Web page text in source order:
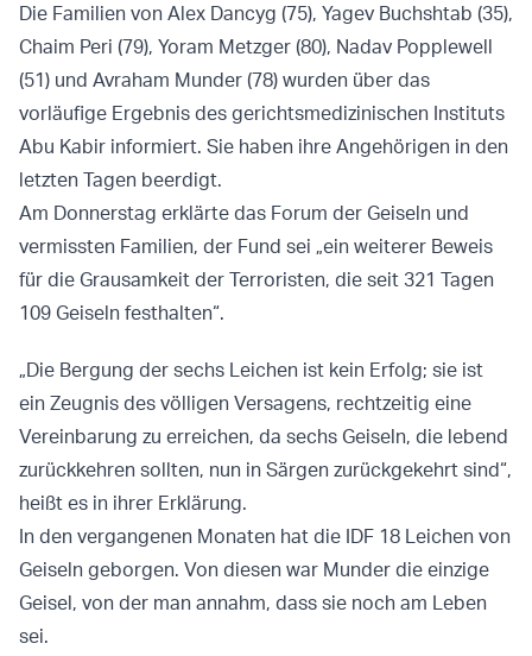
Die Familien von Alex Dancyg (75), Yagev Buchshtab (35),
Chaim Peri (79), Yoram Metzger (80), Nadav Popplewell
(51) und Avraham Munder (78) wurden über das
vorläufige Ergebnis des gerichtsmedizinischen Instituts
Abu Kabir informiert. Sie haben ihre Angehörigen in den
letzten Tagen beerdigt.
Am Donnerstag erklärte das Forum der Geiseln und
vermissten Familien, der Fund sei „ein weiterer Beweis
für die Grausamkeit der Terroristen, die seit 321 Tagen
109 Geiseln festhalten“.
„Die Bergung der sechs Leichen ist kein Erfolg; sie ist
ein Zeugnis des völligen Versagens, rechtzeitig eine
Vereinbarung zu erreichen, da sechs Geiseln, die lebend
zurückkehren sollten, nun in Särgen zurückgekehrt sind“,
heißt es in ihrer Erklärung.
In den vergangenen Monaten hat die IDF 18 Leichen von
Geiseln geborgen. Von diesen war Munder die einzige
Geisel, von der man annahm, dass sie noch am Leben
sei.